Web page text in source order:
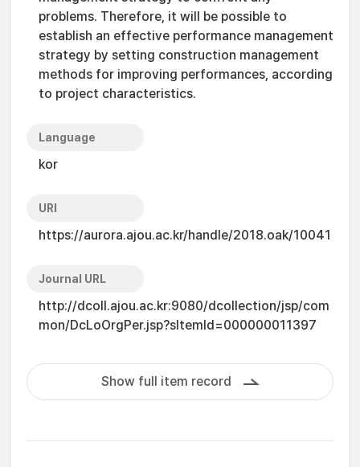
problems. Therefore, it will be possible to
establish an effective performance management
strategy by setting construction management
methods for improving performances, according
to project characteristics.
Language
kor
URI
https://aurora.ajou.ac.kr/handle/2018.oak/10041
Journal URL
http://dcoll.ajou.ac.kr:9080/dcollection/jsp/com
mon/DcLoOrgPer.jsp?sItemId=000000011397
Show full item record